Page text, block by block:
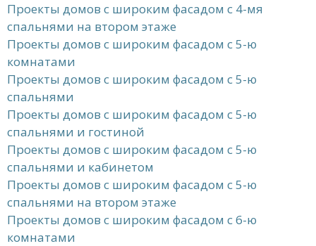
Проекты домов с широким фасадом с 4-мя
спальнями на втором этаже
Проекты домов с широким фасадом с 5-ю
комнатами
Проекты домов с широким фасадом с 5-ю
спальнями
Проекты домов с широким фасадом с 5-ю
спальнями и гостиной
Проекты домов с широким фасадом с 5-ю
спальнями и кабинетом
Проекты домов с широким фасадом с 5-ю
спальнями на втором этаже
Проекты домов с широким фасадом с 6-ю
комнатами